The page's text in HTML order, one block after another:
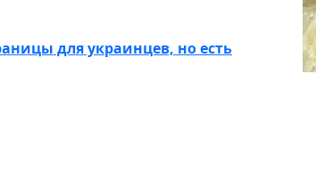
для украинцев, но есть